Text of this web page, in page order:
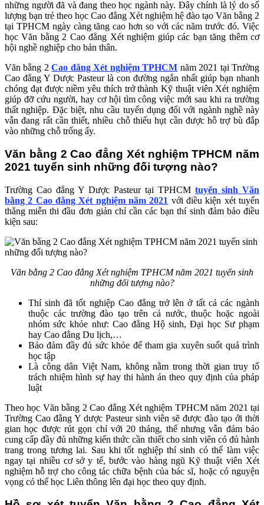
những người đã và đang theo học ngành này. Đây chính là lý do số
lượng bạn trẻ theo học Cao đẳng Xét nghiệm hệ đào tạo Văn bằng 2
tại TPHCM ngày càng tăng cao hơn so với các năm trước đó. Việc
học Văn bằng 2 Cao đẳng Xét nghiệm giúp các bạn tăng thêm cơ
hội nghề nghiệp cho bản thân.
Văn bằng 2Cao đẳng Xét nghiệm TPHCM năm 2021 tại Trường
Cao đẳng Y Dược Pasteur là con đường ngắn nhất giúp bạn nhanh
chóng đạt được niềm yêu thích trở thành Kỹ thuật viên Xét nghiệm
giúp đỡ cứu người, hay cơ hội tìm công việc mới sau khi ra trường
thất nghiệp. Đặc biệt, nhu cầu tuyển dụng đối với ngành nghề này
vẫn đang rất cần thiết, nhiều chỗ thiếu hụt cần được hỗ trợ bù đắp
vào những chỗ trống ấy.
Văn bằng 2 Cao đẳng Xét nghiệm TPHCM năm
2021 tuyển sinh những đối tượng nào?
Trường Cao đẳng Y Dược Pasteur tại TPHCM tuyển sinh Văn
bằng 2 Cao đẳng Xét nghiệm năm 2021 với điều kiện xét tuyển
thẳng miễn thi đầu đơn giản chỉ cần các bạn thí sinh đảm bảo điều
kiện sau:
Văn bằng 2 Cao đẳng Xét nghiệm TPHCM năm 2021 tuyển sinh
những đối tượng nào?
Thí sinh đã tốt nghiệp Cao đẳng trở lên ở tất cả các ngành
thuộc các trường đào tạo trên cả nước, thuộc hoặc ngoài
nhóm sức khỏe như: Cao đẳng Hộ sinh, Đại học Sư phạm
hay Cao đẳng Du lịch,…
Bảo đảm đầy đủ sức khỏe để tham gia xuyên suốt quá trình
học tập
Là công dân Việt Nam, không nằm trong thời gian truy tố
trách nhiệm hình sự hay thi hành án theo quy định của pháp
luật
Theo học Văn bằng 2 Cao đẳng Xét nghiệm TPHCM năm 2021 tại
Trường Cao đẳng Y dược Pasteur sinh viên sẽ được đào tạo ới thời
gian học được rút gọn chỉ với 20 tháng, thế nhưng vẫn đảm bảo
cung cấp đầy đủ những kiến thức cần thiết cho sinh viên có đủ hành
trang trong tương lai. Sau khi tốt nghiệp thí sinh có thể làm việc
ngay tại nhiều cơ sở y tế, bước vào hàng ngũ Kỹ thuật viên Xét
nghiệm hỗ trợ cho công tác chữa bệnh của bác sĩ, hoặc có nguyện
vọng có thể học Liên thông lên đại học theo quy định.